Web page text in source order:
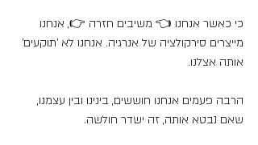
כי כאשר אנחנו 👈 משיבים חזרה 👉, אנחנו
מייצרים סירקולציה של אנרגיה. אנחנו לא 'תוקעים'
אותה אצלנו.
הרבה פעמים אנחנו חוששים, בינינו ובין עצמנו,
שאם נבטא אותה, זה ישדר חולשה.